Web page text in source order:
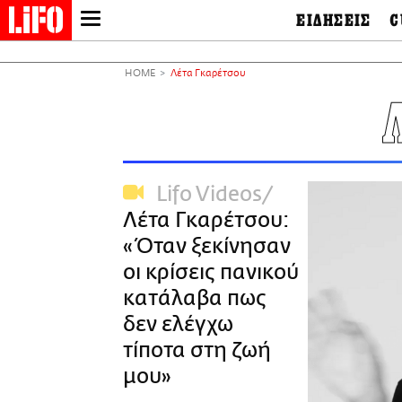
NEWSLETTER
ΑΜΠΑ
PRINT
ΕΙΔΗΣΕΙΣ
&
HOME Λέτα Γκαρέτσου
Lifo Videos
Λέτα Γκαρέτσου:
«Όταν ξεκίνησαν
οι κρίσεις πανικού
κατάλαβα πως
δεν ελέγχω
τίποτα στη ζωή
μου»